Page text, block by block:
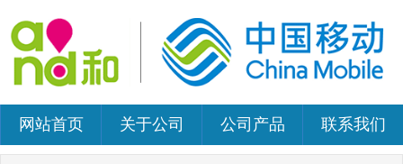
网站首页 关于公司 公司产品 联系我们